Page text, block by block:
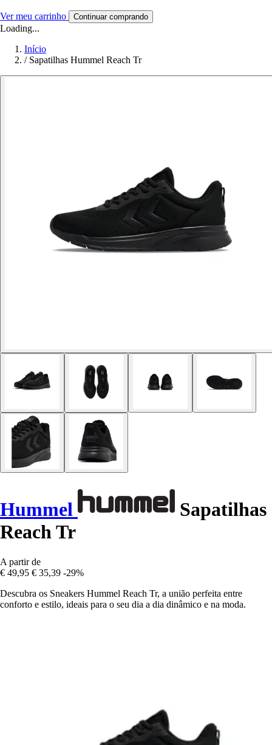
Ver meu carrinho Continuar comprando
Loading...
Início
/ Sapatilhas Hummel Reach Tr
Hummel
Sapatilhas
Reach Tr
A partir de
€ 49,95 € 35,39 -29%
Descubra os Sneakers Hummel Reach Tr, a união perfeita entre
conforto e estilo, ideais para o seu dia a dia dinâmico e na moda.